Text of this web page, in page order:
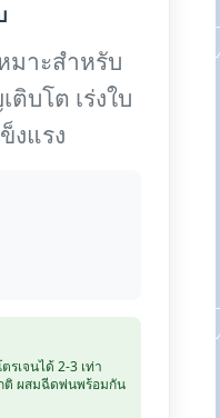
มาะสำหรับ
บโต เร่งใบ
งแรง
เจนได้ 2-3 เท่า
ติ ผสมฉีดพ่นพร้อมกัน